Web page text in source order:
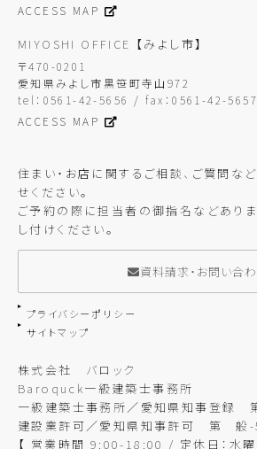
ACCESS MAP
MIYOSHI OFFICE 【みよし市】
〒470-0201
愛知県みよし市黒笹町寺山972
tel：0561-42-5656 / fax：0561-42-5657
ACCESS MAP
住まい・お店に関するご相談、ご質問な
せください。
ご予約の際に担当者の御指名などあり
し付けください。
資料請求・お問い合
プライバシーポリシー
サイトマップ
株式会社 バロック
Baroquck一級建築士事務所
一級建築士事務所／愛知県知事登
建設業許可／愛知県知事許可 第
【 営業時間 9:00-18:00 / 定休日：水曜